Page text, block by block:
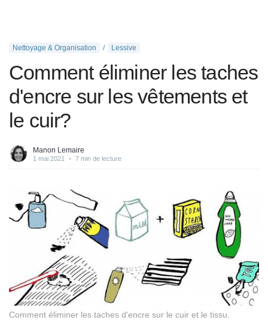
Nettoyage & Organisation Lessive
Comment éliminer les taches
d'encre sur les vêtements et
le cuir?
Manon Lemaire
1 mai 2021 • 7 min de lecture
Comment éliminer les taches d'encre sur le cuir et le tissu.